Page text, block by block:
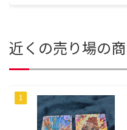
近くの売り場の